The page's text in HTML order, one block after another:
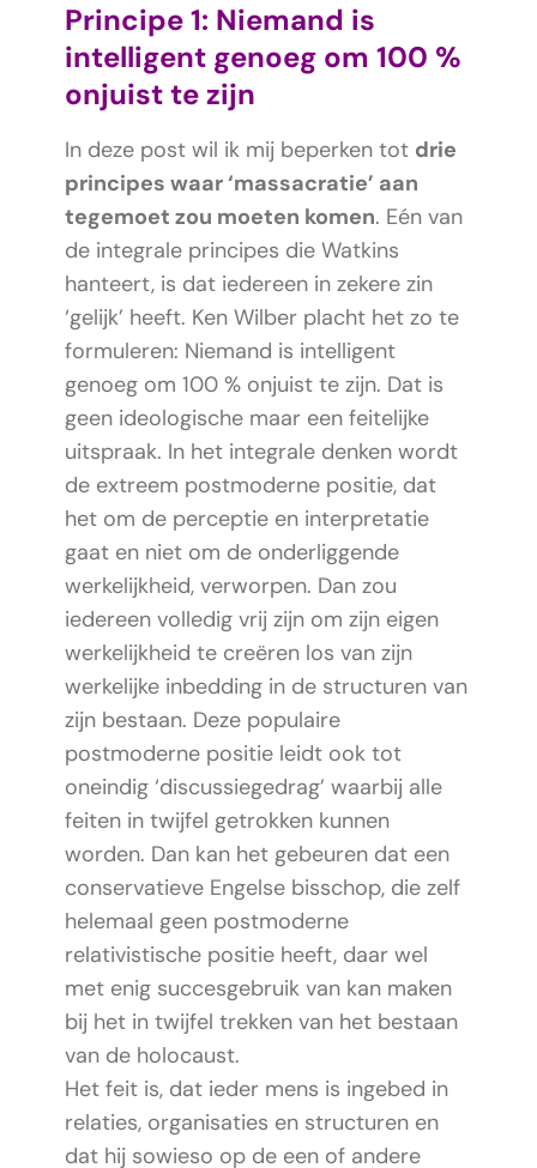
Principe 1: Niemand is
intelligent genoeg om 100 %
onjuist te zijn
In deze post wil ik mij beperken tot drie
principes waar ‘massacratie’ aan
tegemoet zou moeten komen. Eén van
de integrale principes die Watkins
hanteert, is dat iedereen in zekere zin
‘gelijk’ heeft. Ken Wilber placht het zo te
formuleren: Niemand is intelligent
genoeg om 100 % onjuist te zijn. Dat is
geen ideologische maar een feitelijke
uitspraak. In het integrale denken wordt
de extreem postmoderne positie, dat
het om de perceptie en interpretatie
gaat en niet om de onderliggende
werkelijkheid, verworpen. Dan zou
iedereen volledig vrij zijn om zijn eigen
werkelijkheid te creëren los van zijn
werkelijke inbedding in de structuren van
zijn bestaan. Deze populaire
postmoderne positie leidt ook tot
oneindig ‘discussiegedrag’ waarbij alle
feiten in twijfel getrokken kunnen
worden. Dan kan het gebeuren dat een
conservatieve Engelse bisschop, die zelf
helemaal geen postmoderne
relativistische positie heeft, daar wel
met enig succesgebruik van kan maken
bij het in twijfel trekken van het bestaan
van de holocaust.
Het feit is, dat ieder mens is ingebed in
relaties, organisaties en structuren en
dat hij sowieso op de een of andere